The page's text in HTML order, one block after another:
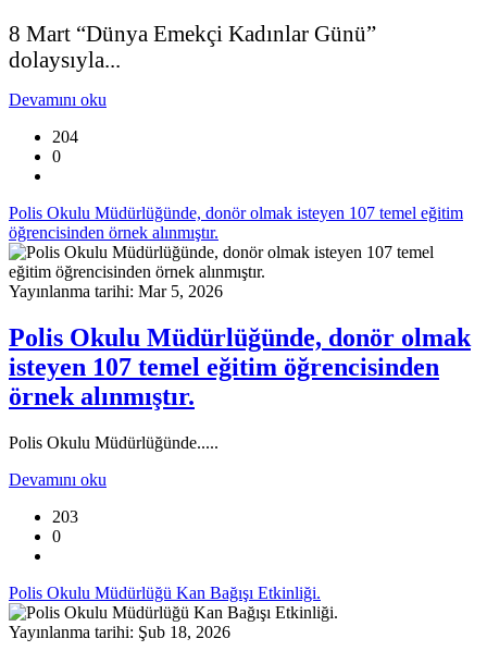
8 Mart “Dünya Emekçi Kadınlar Günü”
dolaysıyla...
Devamını oku
204
0
Polis Okulu Müdürlüğünde, donör olmak isteyen 107 temel eğitim
öğrencisinden örnek alınmıştır.
Yayınlanma tarihi: Mar 5, 2026
Polis Okulu Müdürlüğünde, donör olmak
isteyen 107 temel eğitim öğrencisinden
örnek alınmıştır.
Polis Okulu Müdürlüğünde.....
Devamını oku
203
0
Polis Okulu Müdürlüğü Kan Bağışı Etkinliği.
Yayınlanma tarihi: Şub 18, 2026